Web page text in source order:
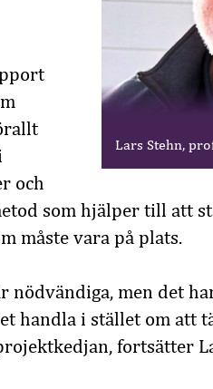
Lars Stehn,
och
som hjälper till att
måste vara på plats.
nödvändiga, men det
handla i stället om att
fortsätter